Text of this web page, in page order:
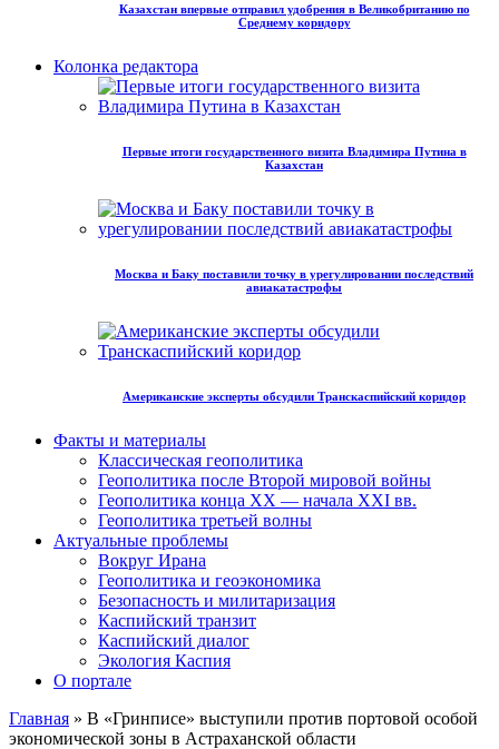
Казахстан впервые отправил удобрения в Великобританию по
Среднему коридору
Колонка редактора
Первые итоги государственного визита Владимира Путина в
Казахстан
Москва и Баку поставили точку в урегулировании последствий
авиакатастрофы
Американские эксперты обсудили Транскаспийский коридор
Факты и материалы
Классическая геополитика
Геополитика после Второй мировой войны
Геополитика конца XX — начала XXI вв.
Геополитика третьей волны
Актуальные проблемы
Вокруг Ирана
Геополитика и геоэкономика
Безопасность и милитаризация
Каспийский транзит
Каспийский диалог
Экология Каспия
О портале
Главная » В «Гринписе» выступили против портовой особой
экономической зоны в Астраханской области